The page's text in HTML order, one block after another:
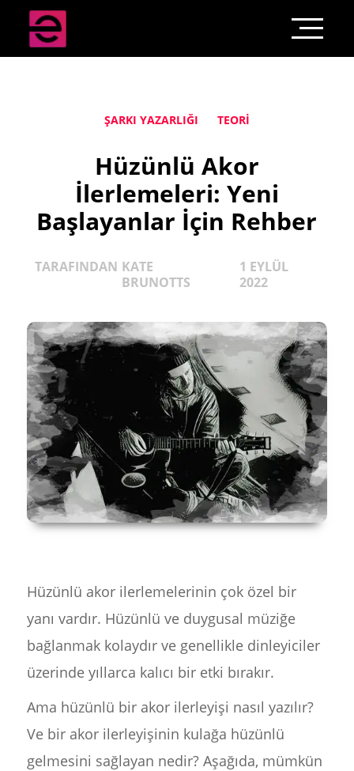
ŞARKI YAZARLIĞI TEORI
Hüzünlü Akor
İlerlemeleri: Yeni
Başlayanlar İçin Rehber
TARAFINDAN KATE
BRUNOTTS
1 EYLÜL
2022
Hüzünlü akor ilerlemelerinin çok özel bir
yanı vardır. Hüzünlü ve duygusal müziğe
bağlanmak kolaydır ve genellikle dinleyiciler
üzerinde yıllarca kalıcı bir etki bırakır.
Ama hüzünlü bir akor ilerleyişi nasıl yazılır?
Ve bir akor ilerleyişinin kulağa hüzünlü
gelmesini sağlayan nedir? Aşağıda, mümkün